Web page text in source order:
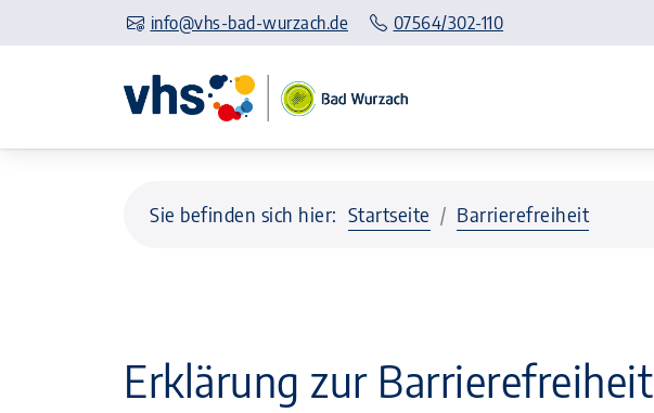
info@vhs-bad-wurzach.de 07564/302-110
Sie befinden sich hier: Startseite Barrierefreiheit
Erklärung zur Barrierefreiheit